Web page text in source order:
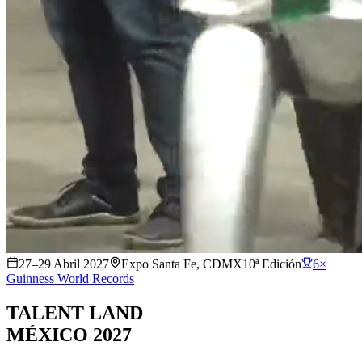
27–29 Abril 2027 Expo Santa Fe, CDMX10ª Edición
6×
Guinness World Records
TALENT LAND
MÉXICO 2027